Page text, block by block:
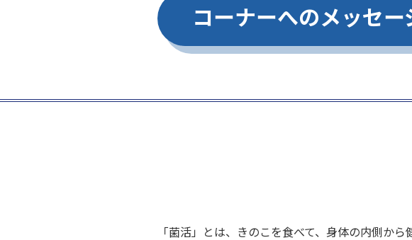
コーナーへのメッセー
「菌活」とは、きのこを食べて、身体の内側から